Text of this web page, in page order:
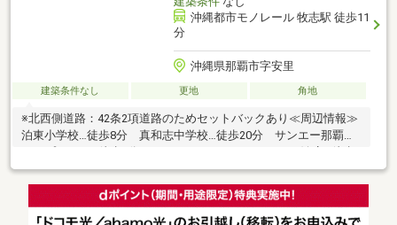
沖縄都市モノレール 牧志駅 徒歩11
分
沖縄県那覇市字安里
建築条件なし 更地 角地
※北西側道路：42条2項道路のためセットバックあり≪周辺情報≫
泊東小学校…徒歩8分 真和志中学校…徒歩20分 サンエー那覇メ
分☆現地見学・詳細につきましては【ホームトレードセンター】
までお気軽にお問合せください☆